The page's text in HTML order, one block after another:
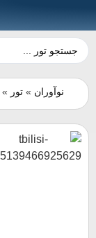
نوآوران » تور »